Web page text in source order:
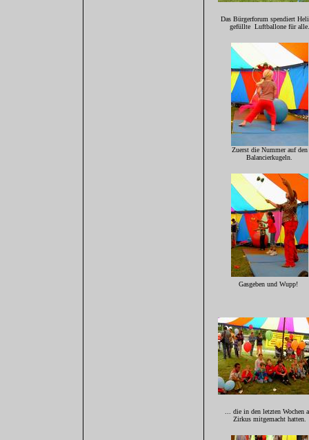
Das Bürgerforum spendiert
gefüllte Luftballone für alle.
Zuerst die Nummer auf den
Balancierkugeln.
Gasgeben und Wupp!
... die in den letzten Wochen
Zirkus mitgemacht hatten.